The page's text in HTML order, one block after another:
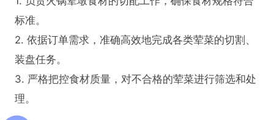
标准。
2. 依据订单需求，准确高效地完成各类荤菜的切割、
装盘任务。
3. 严格把控食材质量，对不合格的荤菜进行筛选和处
理。